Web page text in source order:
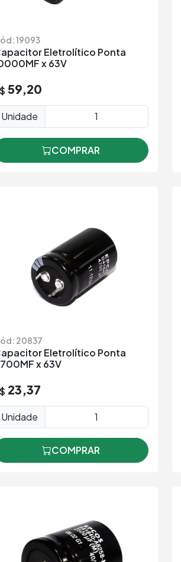
19093
Eletrolítico Ponta
x 63V
59,20
Unidade
COMPRAR
20837
Eletrolítico Ponta
x 63V
23,37
Unidade
COMPRAR